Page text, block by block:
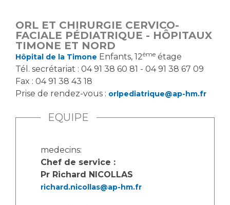
Vous allez être hospitalisé(e)
Vous avez un examen d'imagerie ou de radiologie
à réaliser
Vous avez une analyse à réaliser
Vous venez en consultation
myaphm, votre espace santé en ligne
Culture à l'hôpital
Laïcité et cultes
Emplois administratifs
Emplois médicaux
Espace Formation
Étudiants hospitaliers
Emplois techniques et médico-techniques
Emplois socio-éducatifs
Stages paramédicaux
Chercheurs
ORL ET CHIRURGIE CERVICO-
FACIALE PÉDIATRIQUE - HÔPITAUX
TIMONE ET NORD
Hôpital de la Timone Enfants, 12ème étage
Tél. secrétariat : 04 91 38 60 81 - 04 91 38 67 09
Fax : 04 91 38 43 18
Prise de rendez-vous : orlpediatrique@ap-hm.fr
EQUIPE
medecins:
Chef de service :
Pr Richard NICOLLAS
richard.nicollas@ap-hm.fr